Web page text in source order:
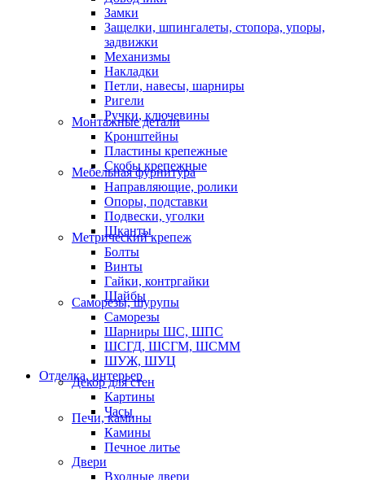
Замки
Защелки, шпингалеты, стопора, упоры,
задвижки
Механизмы
Накладки
Петли, навесы, шарниры
Ригели
Ручки, ключевины
Монтажные детали
Кронштейны
Пластины крепежные
Скобы крепежные
Мебельная фурнитура
Направляющие, ролики
Опоры, подставки
Подвески, уголки
Шканты
Метрический крепеж
Болты
Винты
Гайки, контргайки
Шайбы
Саморезы, шурупы
Саморезы
Шарниры ШС, ШПС
ШСГД, ШСГМ, ШСММ
ШУЖ, ШУЦ
Отделка, интерьер
Декор для стен
Картины
Часы
Печи, камины
Камины
Печное литье
Двери
Входные двери